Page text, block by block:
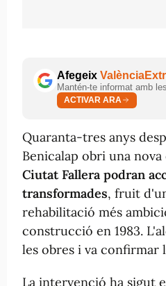
Afegeix
Mantén-te informat amb
ACTIVAR ARA
Quaranta-tres anys
Benicalap obri una nova
Ciutat Fallera podran
transformades, fruit
rehabilitació més
construcció en 1983.
les obres i va confirmar
La intervenció ha sigut